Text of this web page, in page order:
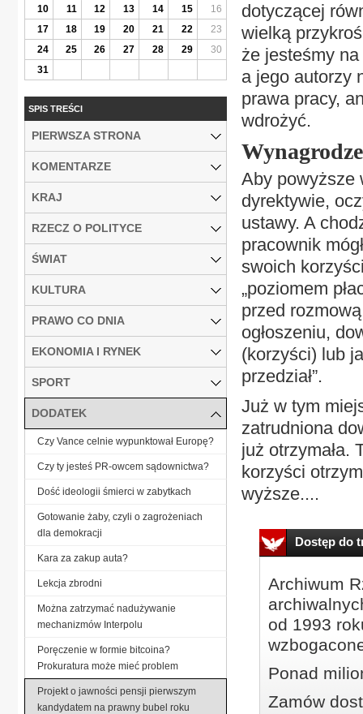
dotyczącej
wielką
że jesteśmy
a jego autorzy
prawa pracy,
wdrożyć.
Aby powyższe
dyrektywie,
ustawy. A
pracownik
swoich
„poziomem
przed
ogłoszeniu,
(korzyści) lub
przedział”.
Już w tym
zatrudniona
już otrzymała.
korzyści
wyższe....
Dostęp do
Archiwum
od 1993
Ponad
Zamów
10
11 12 13 14 15
16
17
18 19 20 21 22
23
24
25 26 27 28 29
30
31
SPIS TREŚCI
PIERWSZA STRONA
KOMENTARZE
KRAJ
RZECZ O POLITYCE
ŚWIAT
KULTURA
PRAWO CO DNIA
EKONOMIA I RYNEK
SPORT
DODATEK
Czy Vance celnie wypunktował Europę?
Czy ty jesteś PR-owcem sądownictwa?
Dość ideologii śmierci w zabytkach
Gotowanie żaby, czyli o zagrożeniach
dla demokracji
Kara za zakup auta?
Lekcja zbrodni
Można zatrzymać nadużywanie
mechanizmów Interpolu
Poręczenie w formie bitcoina?
Prokuratura może mieć problem
Projekt o jawności pensji pierwszym
kandydatem na prawny bubel roku